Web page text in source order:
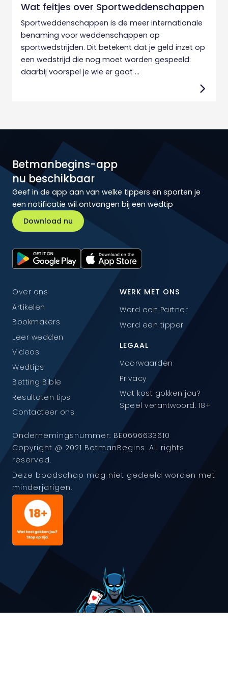
Wat feitjes over Sportweddenschappen
Sportweddenschappen is de meer internationale
benaming voor weddenschappen op
sportwedstrijden. Dit betekent dat je geld inzet op
een wedstrijd die nog moet worden gespeeld:
daarbij voorspel je wie er gaat ...
Betmanbegins-app
nu beschikbaar
Geef in de app aan van welke tippers en sporten je
een notificatie wil ontvangen bij een wedtip
Download nu
Over ons
Artikelen
Bookmakers
Leer wedden
Videos
Wedtips
Betting Bible
Resultaten tips
Contacteer ons
WERK MET ONS
Word een Partner
Word een tipper
LEGAAL
Voorwaarden
Privacy
Wat kost gokken jou?
Speel verantwoord. 18+
Ondernemingsnummer: BE0696633610
Copyright @ 2021 BetmanBegins. All rights
reserved.
Deze boodschap mag niet gedeeld worden met
minderjarigen.